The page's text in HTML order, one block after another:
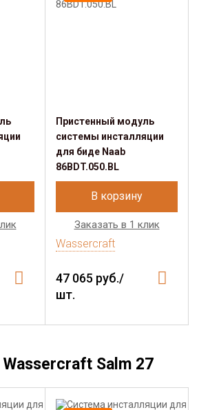
Пристенный модуль
системы инсталляции
для биде Naab
86BDT.050.BL
В корзину
Заказать в 1 клик
Wassercraft
47 065 руб./
шт.
Salm 27